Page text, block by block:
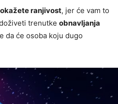
ranjivost, jer će vam to
trenutke obnavljanja
da će osoba koju dugo